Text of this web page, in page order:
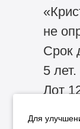
не
Срок
5 лет.
Лот
Для